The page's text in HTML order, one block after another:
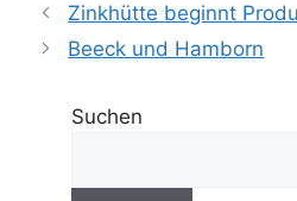
Zinkhütte beginnt
Beeck und Hamborn
Suchen